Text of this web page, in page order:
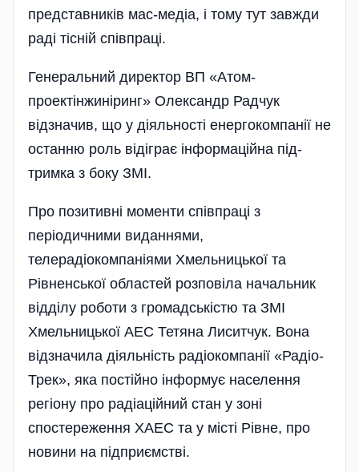
представників мас-медіа, і тому тут завжди
раді тісній співпраці.
Генеральний директор ВП «Атом­
проектінжиніринг» Олександр Радчук
відзначив, що у діяльності енергокомпанії не
останню роль відіграє інформаційна під­
тримка з боку ЗМІ.
Про позитивні моменти спів­праці з
періодичними виданнями,
телерадіокомпаніями Хмельницької та
Рівненської областей розповіла начальник
відділу роботи з громадськістю та ЗМІ
Хмельницької АЕС Тетяна Лиситчук. Вона
відзначила діяльність радіокомпанії «Радіо-
Трек», яка постійно інформує населення
регіону про радіаційний стан у зоні
спостереження ХАЕС та у місті Рівне, про
новини на підприємстві.